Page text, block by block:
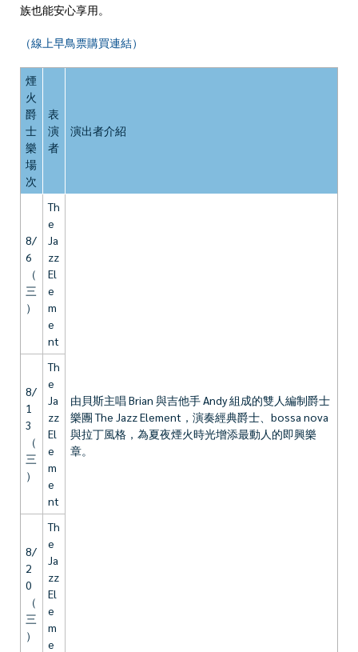
族也能安心享用。
（線上早鳥票購買連結）
煙
火
爵
士
樂
場
次
表
演
者
演出者介紹
8/
6
（
三
）
Th
e
Ja
zz
El
e
m
e
nt
由貝斯主唱 Brian 與吉他手 Andy 組成的雙人編制爵士
樂團 The Jazz Element，演奏經典爵士、bossa nova
與拉丁風格，為夏夜煙火時光增添最動人的即興樂
章。
8/
1
3
（
三
）
Th
e
Ja
zz
El
e
m
e
nt
8/
2
0
（
三
）
Th
e
Ja
zz
El
e
m
e